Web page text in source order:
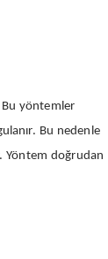
Bu yöntemler
Bu nedenle
Yöntem doğrudan